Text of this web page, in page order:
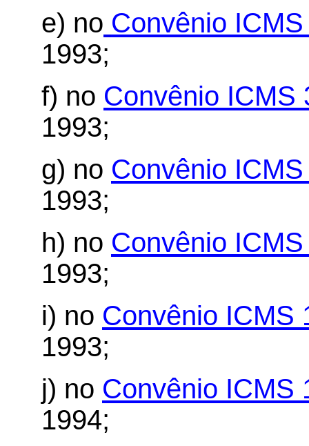
e) no Convênio
1993;
f) no Convênio ICMS
1993;
g) no Convênio
1993;
h) no Convênio
1993;
i) no Convênio ICMS
1993;
j) no Convênio ICMS
1994;